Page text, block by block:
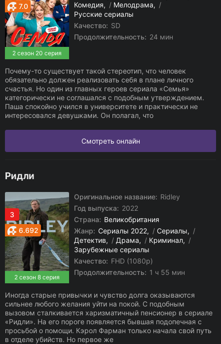
2 сезон 20 серия
7.0
Комедия
/ Мелодрама
/
Русские сериалы
Качество: SD
Продолжительность: 24 мин
Почему-то существует такой стереотип, что человек
обязательно должен реализовать себя в плане личного
счастья. Но один из главных героев сериала «Семья»
категорически не соглашался с подобным утверждением.
Паша спокойно учился в университете и практически не
интересовался девушками. Он полагал, что
Смотреть онлайн
Ридли
3
2 сезон 8 серия
6.692
Оригинальное название: Ridley
Год выпуска: 2022
Страна: Великобритания
Жанр: Сериалы 2022 / Сериалы
/
Детектив
/ Драма / Криминал
/
Зарубежные сериалы
Качество: FHD (1080p)
Продолжительность: 1 ч 55 мин
Иногда старые привычки и чувство долга оказываются
сильнее любого желания уйти на покой. С подобным
вызовом сталкивается харизматичный пенсионер в сериале
«Ридли». На его пороге появляется бывшая подопечная с
просьбой о помощи. Кэрол Фарман только начала свой путь
в отделе убийств. Но первое же